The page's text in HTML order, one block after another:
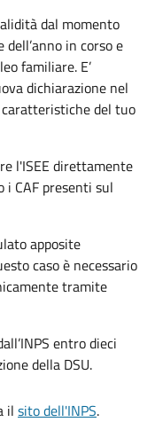
dal momento
in corso e
familiare. E’
dichiarazione nel
caratteristiche del tuo
l'ISEE direttamente
i CAF presenti sul
apposite
caso è necessario
tramite
entro dieci
della DSU.
il sito dell'INPS.